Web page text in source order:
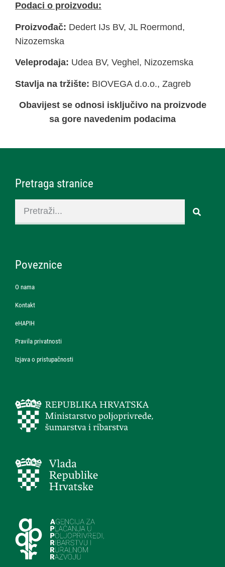
Podaci o proizvodu:
Proizvođač: Dedert IJs BV, JL Roermond,
Nizozemska
Veleprodaja: Udea BV, Veghel, Nizozemska
Stavlja na tržište: BIOVEGA d.o.o., Zagreb
Obavijest se odnosi isključivo na proizvode
sa gore navedenim podacima
Pretraga stranice
Poveznice
O nama
Kontakt
eHAPIH
Pravila privatnosti
Izjava o pristupačnosti